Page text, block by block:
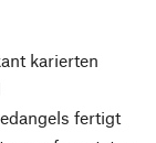
karierten
fertigt